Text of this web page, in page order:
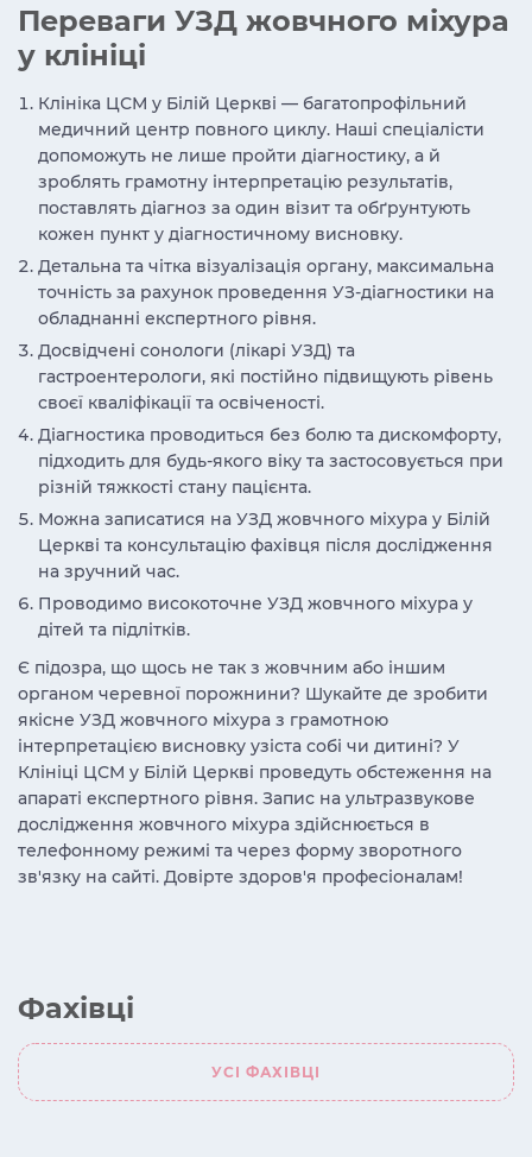
Переваги УЗД жовчного міхура
у клініці
Клініка ЦСМ у Білій Церкві — багатопрофільний
медичний центр повного циклу. Наші спеціалісти
допоможуть не лише пройти діагностику, а й
зроблять грамотну інтерпретацію результатів,
поставлять діагноз за один візит та обґрунтують
кожен пункт у діагностичному висновку.
Детальна та чітка візуалізація органу, максимальна
точність за рахунок проведення УЗ-діагностики на
обладнанні експертного рівня.
Досвідчені сонологи (лікарі УЗД) та
гастроентерологи, які постійно підвищують рівень
своєї кваліфікації та освіченості.
Діагностика проводиться без болю та дискомфорту,
підходить для будь-якого віку та застосовується при
різній тяжкості стану пацієнта.
Можна записатися на УЗД жовчного міхура у Білій
Церкві та консультацію фахівця після дослідження
на зручний час.
Проводимо високоточне УЗД жовчного міхура у
дітей та підлітків.
Є підозра, що щось не так з жовчним або іншим
органом черевної порожнини? Шукайте де зробити
якісне УЗД жовчного міхура з грамотною
інтерпретацією висновку узіста собі чи дитині? У
Клініці ЦСМ у Білій Церкві проведуть обстеження на
апараті експертного рівня. Запис на ультразвукове
дослідження жовчного міхура здійснюється в
телефонному режимі та через форму зворотного
зв'язку на сайті. Довірте здоров'я професіоналам!
Фахівці
УСІ ФАХІВЦІ